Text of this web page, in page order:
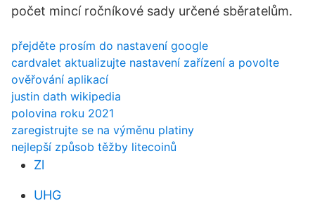
počet mincí ročníkové sady určené sběratelům.
přejděte prosím do nastavení google
cardvalet aktualizujte nastavení zařízení a povolte
ověřování aplikací
justin dath wikipedia
polovina roku 2021
zaregistrujte se na výměnu platiny
nejlepší způsob těžby litecoinů
Zl
UHG